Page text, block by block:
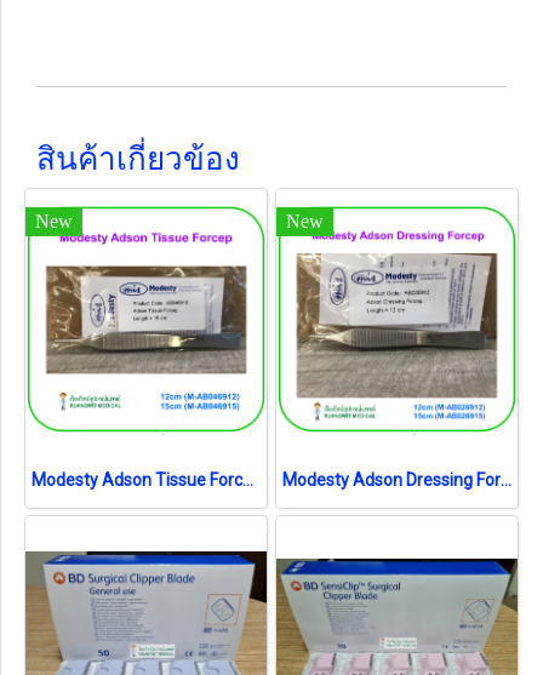
สินค้าเกี่ยวข้อง
New
Modesty Adson Tissue Forcep (เยอรมัน)
New
Modesty Adson Dressing Forcep (เยอรมัน)